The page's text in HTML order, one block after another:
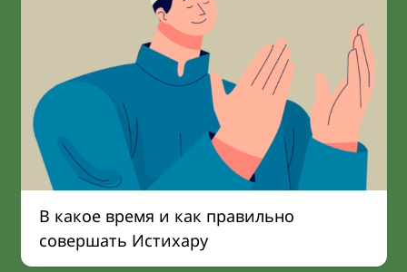
В какое время и как правильно
совершать Истихару